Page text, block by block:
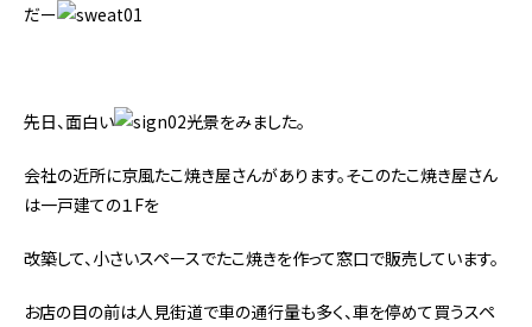
だー
先日、面白い 光景をみました。
会社の近所に京風たこ焼き屋さんがあります。そこのたこ焼き屋さん
は一戸建ての１Fを
改築して、小さいスペースでたこ焼きを作って窓口で販売しています。
お店の目の前は人見街道で車の通行量も多く、車を停めて買うスペ